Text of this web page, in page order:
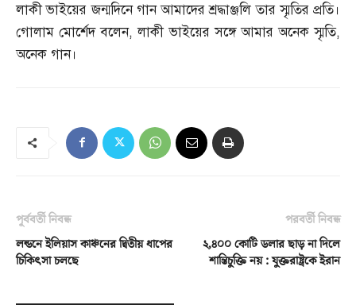
লাকী ভাইয়ের জন্মদিনে গান আমাদের শ্রদ্ধাঞ্জলি তার স্মৃতির প্রতি।
গোলাম মোর্শেদ বলেন,লাকী ভাইয়ের সঙ্গে আমার অনেক স্মৃতি,
অনেক গান।
পূর্ববর্তী নিবন্ধ
লন্ডনে ইলিয়াস কাঞ্চনের দ্বিতীয় ধাপের
চিকিৎসা চলছে
পরবর্তী নিবন্ধ
২,৪০০ কোটি ডলার ছাড় না দিলে
শান্তিচুক্তি নয় : যুক্তরাষ্ট্রকে ইরান